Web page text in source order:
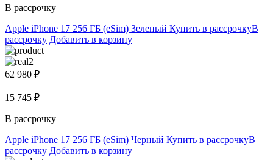
В рассрочку
Apple iPhone 17 256 ГБ (eSim) Зеленый Купить в рассрочкуВ
рассрочку Добавить в корзину
62 980 ₽
15 745 ₽
В рассрочку
Apple iPhone 17 256 ГБ (eSim) Черный Купить в рассрочкуВ
рассрочку Добавить в корзину